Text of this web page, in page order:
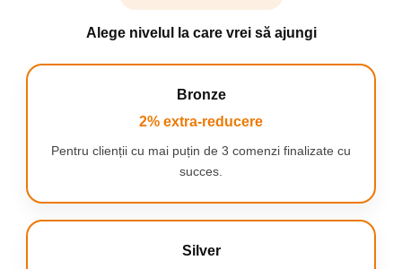
Alege nivelul la care vrei să ajungi
Bronze
2% extra-reducere
Pentru clienții cu mai puțin de 3 comenzi finalizate cu
succes.
Silver